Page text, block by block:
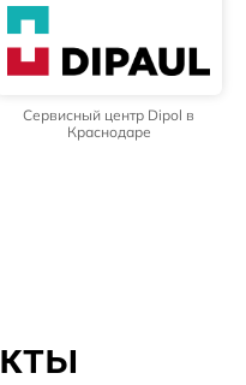
Сервисный центр Dipol в
Краснодаре